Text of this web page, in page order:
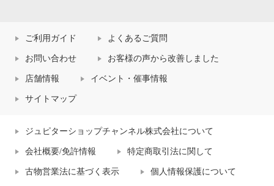
ご利用ガイド よくあるご質問
お問い合わせ お客様の声から改善しました
店舗情報 イベント・催事情報
サイトマップ
ジュピターショップチャンネル株式会社について
会社概要/免許情報 特定商取引法に関して
古物営業法に基づく表示 個人情報保護について